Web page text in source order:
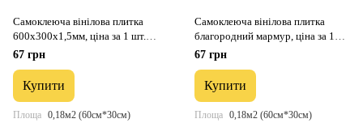
Самоклеюча вінілова плитка
600х300х1,5мм, ціна за 1 шт.
(СВП-110) Глянець SW-00000499
67 грн
Купити
Площа 0,18м2 (60см*30см)
Самоклеюча вінілова плитка
благородний мармур, ціна за 1
шт. (СВП-101) Глянець SW-
67 грн
Купити
Площа 0,18м2 (60см*30см)